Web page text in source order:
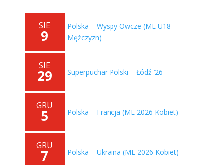
SIE
9
Polska – Wyspy Owcze (ME U18
Mężczyzn)
SIE
29 Superpuchar Polski – Łódź ’26
GRU
5 Polska – Francja (ME 2026 Kobiet)
GRU
7 Polska – Ukraina (ME 2026 Kobiet)